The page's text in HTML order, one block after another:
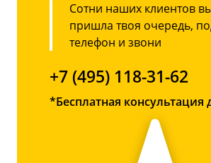
Сотни наших клиентов
пришла твоя очередь,
телефон и звони
+7 (495) 118-31-62
*Бесплатная консультация